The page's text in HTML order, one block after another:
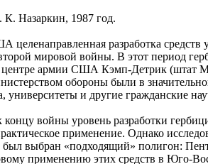
Назаркин, 1987 год.
целенаправленная разработка средств
мировой войны. В этот период
центре армии США Кэмп-Детрик (штат
обороны были в
университеты и другие гражданские
концу войны уровень разработки
применение. Однако
выбран «подходящий» полигон:
применению этих средств в Юго-